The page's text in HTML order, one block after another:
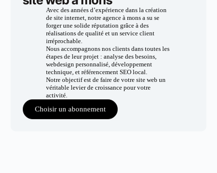
Avec des années d’expérience dans la création
de site internet, notre agence à mons a su se
forger une solide réputation grâce à des
réalisations de qualité et un service client
irréprochable.
Nous accompagnons nos clients dans toutes les
étapes de leur projet : analyse des besoins,
webdesign personnalisé, développement
technique, et référencement SEO local.
Notre objectif est de faire de votre site web un
véritable levier de croissance pour votre
activité.
Choisir un abonnement